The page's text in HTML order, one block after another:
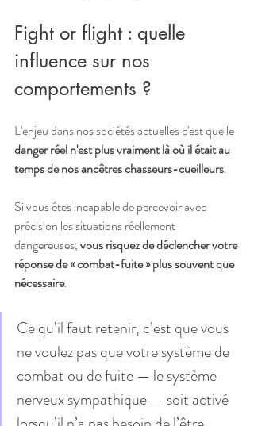
Fight or flight : quelle
influence sur nos
comportements ?
L'enjeu dans nos sociétés actuelles c'est que le
danger réel n'est plus vraiment là où il était au
temps de nos ancêtres chasseurs-cueilleurs.
Si vous êtes incapable de percevoir avec
précision les situations réellement
dangereuses, vous risquez de déclencher votre
réponse de « combat-fuite » plus souvent que
nécessaire.
Ce qu’il faut retenir, c’est que vous
ne voulez pas que votre système de
combat ou de fuite — le système
nerveux sympathique — soit activé